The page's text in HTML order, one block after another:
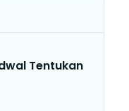
Tentukan